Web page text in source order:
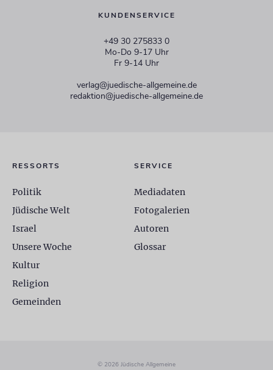
KUNDENSERVICE
+49 30 275833 0
Mo-Do 9-17 Uhr
Fr 9-14 Uhr
verlag@juedische-allgemeine.de
redaktion@juedische-allgemeine.de
RESSORTS
Politik
Jüdische Welt
Israel
Unsere Woche
Kultur
Religion
Gemeinden
SERVICE
Mediadaten
Fotogalerien
Autoren
Glossar
© 2026 Jüdische Allgemeine